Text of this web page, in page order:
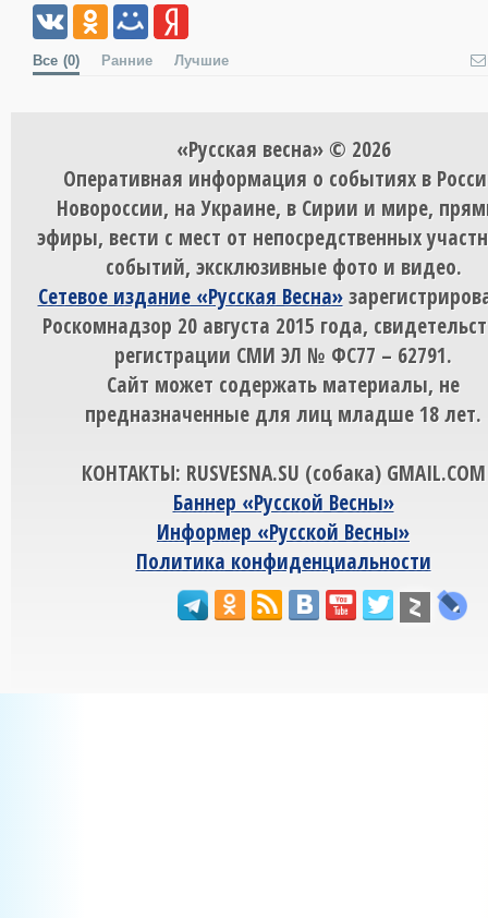
Все (0) Ранние Лучшие
«Русская весна» © 2026
Оперативная информация о событиях в
Новороссии, на Украине, в Сирии и мире,
эфиры, вести с мест от непосредственных
событий, эксклюзивные фото и видео.
Сетевое издание «Русская Весна»
Роскомнадзор 20 августа 2015 года,
регистрации СМИ ЭЛ № ФС77 – 62791.
Сайт может содержать материалы, не
предназначенные для лиц младше 18 лет.
КОНТАКТЫ: RUSVESNA.SU (собака) GMAIL.COM
Баннер «Русской Весны»
Информер «Русской Весны»
Политика конфиденциальности